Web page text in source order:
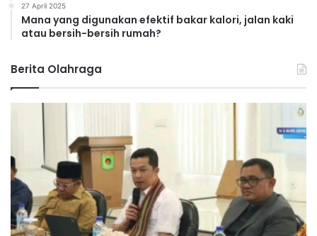
27 April 2025
Mana yang digunakan efektif bakar kalori, jalan kaki
atau bersih-bersih rumah?
Berita Olahraga